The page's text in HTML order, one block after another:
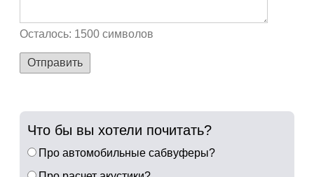
Осталось: 1500 символов
Отправить
Что бы вы хотели почитать?
Про автомобильные сабвуферы?